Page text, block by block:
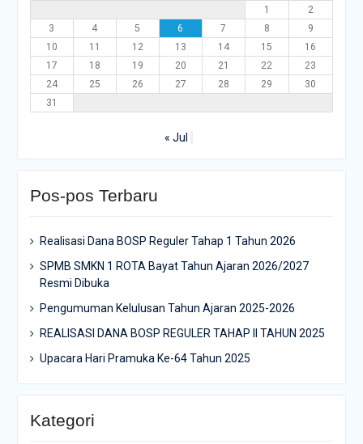
1
2
3
4 5 6 7 8
9
10
11 12 13 14 15
16
17
18 19 20 21 22
23
24
25 26 27 28 29
30
31
« Jul
Pos-pos Terbaru
Realisasi Dana BOSP Reguler Tahap 1 Tahun 2026
SPMB SMKN 1 ROTA Bayat Tahun Ajaran 2026/2027
Resmi Dibuka
Pengumuman Kelulusan Tahun Ajaran 2025-2026
REALISASI DANA BOSP REGULER TAHAP II TAHUN 2025
Upacara Hari Pramuka Ke-64 Tahun 2025
Kategori